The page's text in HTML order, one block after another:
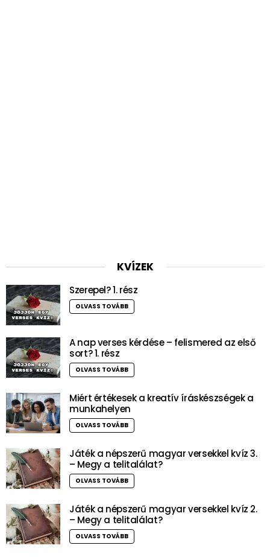
KVÍZEK
Szerepel? 1. rész
OLVASS TOVÁBB
A nap verses kérdése – felismered az első
sort? 1. rész
OLVASS TOVÁBB
Miért értékesek a kreatív íráskészségek a
munkahelyen
OLVASS TOVÁBB
Játék a népszerű magyar versekkel kvíz 3.
– Megy a telitalálat?
OLVASS TOVÁBB
Játék a népszerű magyar versekkel kvíz 2.
– Megy a telitalálat?
OLVASS TOVÁBB